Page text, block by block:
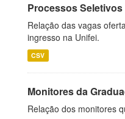
Processos Seletivos
Relação das vagas
ingresso na Unifei.
CSV
Monitores da
Relação dos monitores